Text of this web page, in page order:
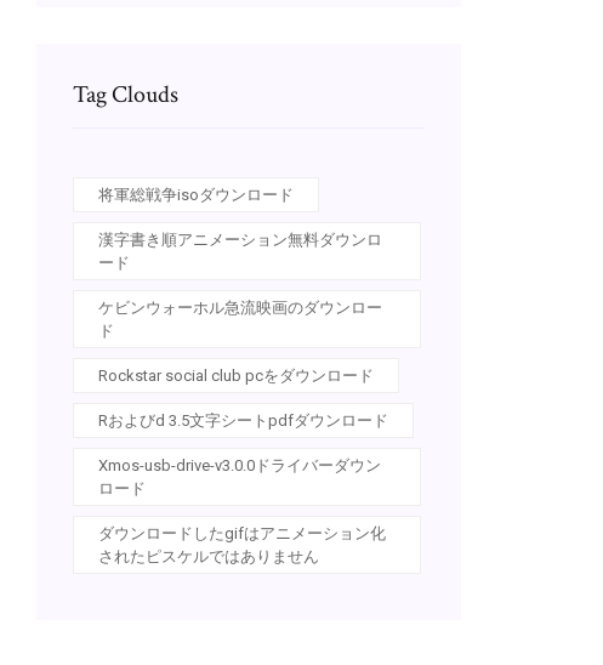
Tag Clouds
将軍総戦争isoダウンロード
漢字書き順アニメーション無料ダウンロ
ード
ケビンウォーホル急流映画のダウンロー
ド
Rockstar social club pcをダウンロード
Rおよびd 3.5文字シートpdfダウンロード
Xmos-usb-drive-v3.0.0ドライバーダウン
ロード
ダウンロードしたgifはアニメーション化
されたピスケルではありません